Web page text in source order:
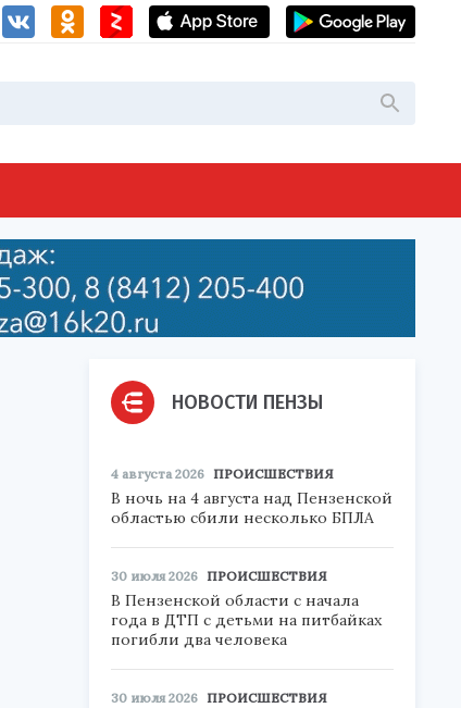
НОВОСТИ ПЕНЗЫ
4 августа 2026 ПРОИСШЕСТВИЯ
В ночь на 4 августа над Пензенской
областью сбили несколько БПЛА
30 июля 2026 ПРОИСШЕСТВИЯ
В Пензенской области с начала
года в ДТП с детьми на питбайках
погибли два человека
30 июля 2026 ПРОИСШЕСТВИЯ